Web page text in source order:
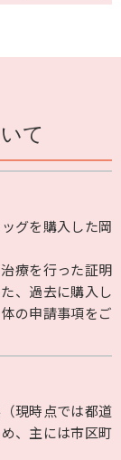
て
グを購入した岡
療を行った証明
、過去に購入し
の申請事項をご
現時点では都道
、主には市区町